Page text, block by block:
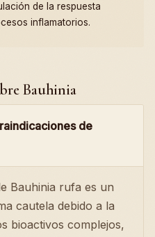
de la respuesta
inflamatorios.
Bauhinia
de
Bauhinia rufa es un
cautela debido a la
bioactivos complejos,